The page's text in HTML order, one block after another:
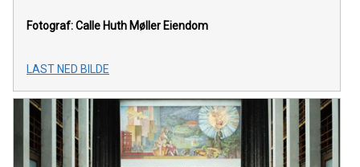
Fotograf: Calle Huth Møller Eiendom
LAST NED BILDE